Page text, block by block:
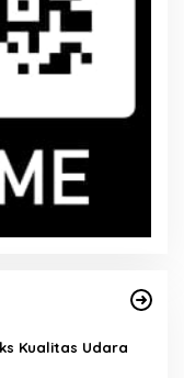
Kualitas Udara